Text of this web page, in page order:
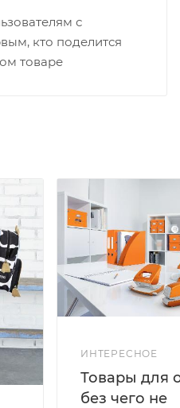
с
кто поделится
товаре
ИНТЕРЕСНОЕ
Товары для
без чего не